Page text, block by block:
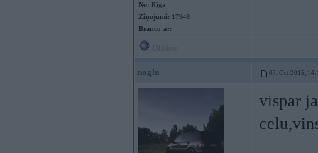
No: Rīga
Ziņojumi: 17948
Braucu ar:
nagla 07. Oct 2015,
vispar